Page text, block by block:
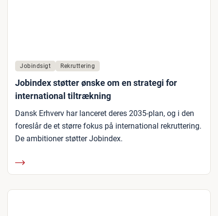
Jobindsigt Rekruttering
Jobindex støtter ønske om en strategi for
international tiltrækning
Dansk Erhverv har lanceret deres 2035-plan, og i den
foreslår de et større fokus på international rekruttering.
De ambitioner støtter Jobindex.